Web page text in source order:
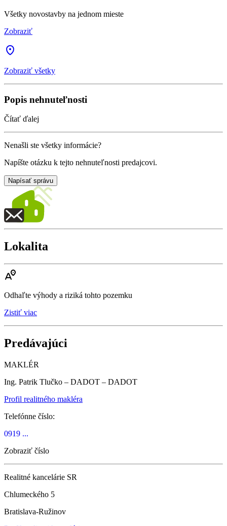
Všetky novostavby na jednom mieste
Zobraziť
Zobraziť všetky
Popis nehnuteľnosti
Čítať ďalej
Nenašli ste všetky informácie?
Napíšte otázku k tejto nehnuteľnosti predajcovi.
Napísať správu
Lokalita
Odhaľte výhody a riziká tohto pozemku
Zistiť viac
Predávajúci
MAKLÉR
Ing. Patrik Tlučko – DADOT – DADOT
Profil realitného makléra
Telefónne číslo:
0919 ...
Zobraziť číslo
Realitné kancelárie SR
Chlumeckého 5
Bratislava-Ružinov